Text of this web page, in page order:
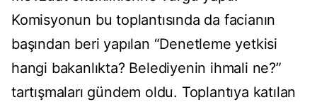
Komisyonun bu toplantısında da facianın
başından beri yapılan “Denetleme yetkisi
hangi bakanlıkta? Belediyenin ihmali ne?”
tartışmaları gündem oldu. Toplantıya katılan